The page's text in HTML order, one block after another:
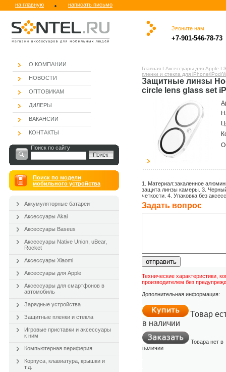
на главную написать письмо
Звоните нам
..ю
..
.+7-901-546-78-73
.
О КОМПАНИИ
НОВОСТИ
ОПТОВИКАМ
ДИЛЕРЫ
ВАКАНСИИ
КОНТАКТЫ
Поиск по сайту
Поиск по модели
мобильного устройства
Аккумуляторные батареи
Аксессуары Akai
Аксессуары Baseus
Аксессуары Native Union, uBear,
Rocket
Аксессуары Xiaomi
Аксессуары для Apple
Аксессуары для смартфонов в
автомобиль
Зарядные устройства
Защитные пленки и стекла
Игровые приставки и аксессуары
к ним
Компьютерная периферия
Корпуса, клавиатура, крышки и
т.д.
Главная Ι Аксессуары для Apple Ι
пленки и стекла для iPhone/iPod/
Защитные линзы
circle lens glass set
1. Материал:закаленное
защита линзы камеры. 3.
четкости. 4. Упаковка без
Задать вопроc
отправить
Технические характеристики,
производителем без
Дополнительная информация:
Товар
в наличии
Товара нет в
наличии